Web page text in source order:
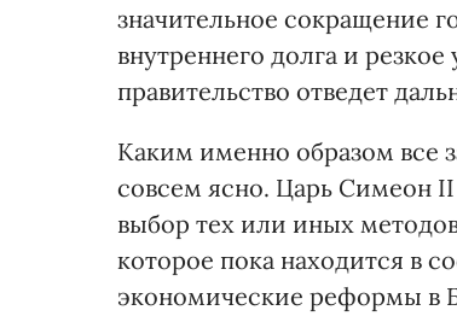
значительное сокращение
внутреннего долга и
правительство отведет
Каким именно образом все
совсем ясно. Царь Симеон II
выбор тех или иных методов
которое пока находится в
экономические реформы в